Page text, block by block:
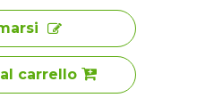
carrello